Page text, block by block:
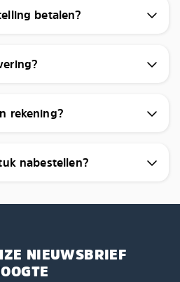
betalen?
rekening?
nabestellen?
NIEUWSBRIEF